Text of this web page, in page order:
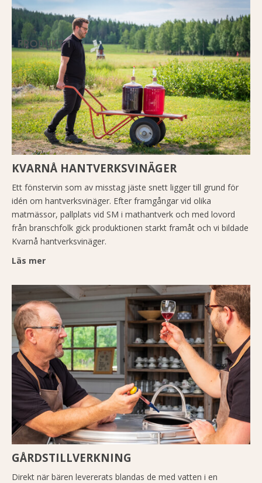
KVARNÅ HANTVERKSVINÄGER
Ett fönstervin som av misstag jäste snett ligger till grund för
idén om hantverksvinäger. Efter framgångar vid olika
matmässor, pallplats vid SM i mathantverk och med lovord
från branschfolk gick produktionen starkt framåt och vi bildade
Kvarnå hantverksvinäger.
Läs mer
GÅRDSTILLVERKNING
Direkt när bären levererats blandas de med vatten i en